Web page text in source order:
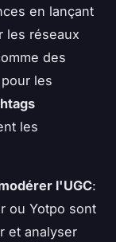
en lançant
les réseaux
des
les
les
l'UGC:
ou Yotpo sont
et analyser